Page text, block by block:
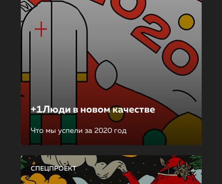
+1Люди в новом качестве
Что мы успели за 2020 год
СПЕЦПРОЕКТ